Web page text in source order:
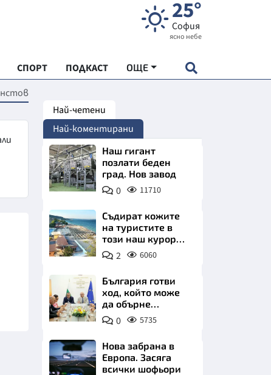
25°
София
ясно небе
СПОРТ ПОДКАСТ ОЩЕ
"ЧУДЕСАТА НА БЪЛГАРИЯ"
ХРАНА
ИКОНОМИКА
Най-четени
Най-коментирани
Наш гигант
позлати беден
град. Нов завод
0 11710
Съдират кожите
на туристите в
този наш курорт.
Шокираща
сметка за обяд на
2 6060
България готви
ход, който може
да обърне
туристическия
сезон
0 5735
Нова забрана в
Европа. Засяга
всички шофьори